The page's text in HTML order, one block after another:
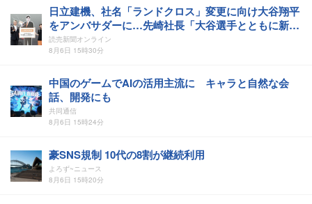
日立建機、社名「ランドクロス」変更に向け大谷翔平
をアンバサダーに…先崎社長「大谷選手とともに新た
な挑戦と成長を加速」
読売新聞オンライン
8月6日 15時30分
中国のゲームでAIの活用主流に キャラと自然な会
話、開発にも
共同通信
8月6日 15時24分
豪SNS規制 10代の8割が継続利用
よろず~ニュース
8月6日 15時20分